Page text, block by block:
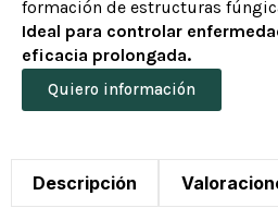
formación de estructuras
Ideal para controlar
eficacia prolongada.
Quiero información
Descripción